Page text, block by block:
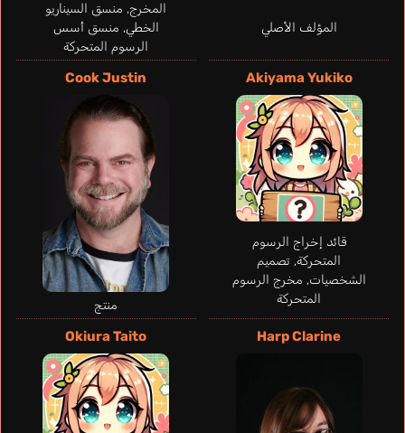
المؤلف الأصلي
المخرج, منسق السيناريو
الخطي, منسق أسس
الرسوم المتحركة
Akiyama Yukiko
قائد إخراج الرسوم
المتحركة, تصميم
الشخصيات, مخرج الرسوم
المتحركة
Cook Justin
منتج
Harp Clarine
Okiura Taito
Zambrano
برتغالي
Nunes Jesús
إسباني
Philippe
Vollfied Sven
Fujiwara Keiji